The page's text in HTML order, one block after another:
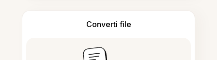
Converti file